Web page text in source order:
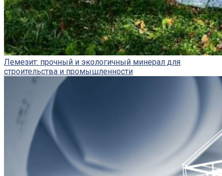
Лемезит: прочный и экологичный минерал для
строительства и промышленности